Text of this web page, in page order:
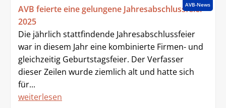
AVB-News
AVB feierte eine gelungene Jahresabschlussfeier
2025
Die jährlich stattfindende Jahresabschlussfeier
war in diesem Jahr eine kombinierte Firmen- und
gleichzeitig Geburtstagsfeier. Der Verfasser
dieser Zeilen wurde ziemlich alt und hatte sich
für...
weiterlesen